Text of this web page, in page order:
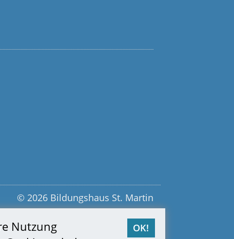
Nutzung
OK!
© 2026 Bildungshaus St. Martin